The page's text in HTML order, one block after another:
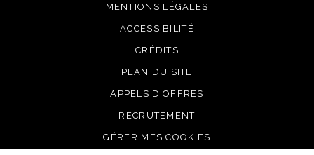
MENTIONS LÉGALES
ACCESSIBILITÉ
CRÉDITS
PLAN DU SITE
APPELS D’OFFRES
RECRUTEMENT
GÉRER MES COOKIES